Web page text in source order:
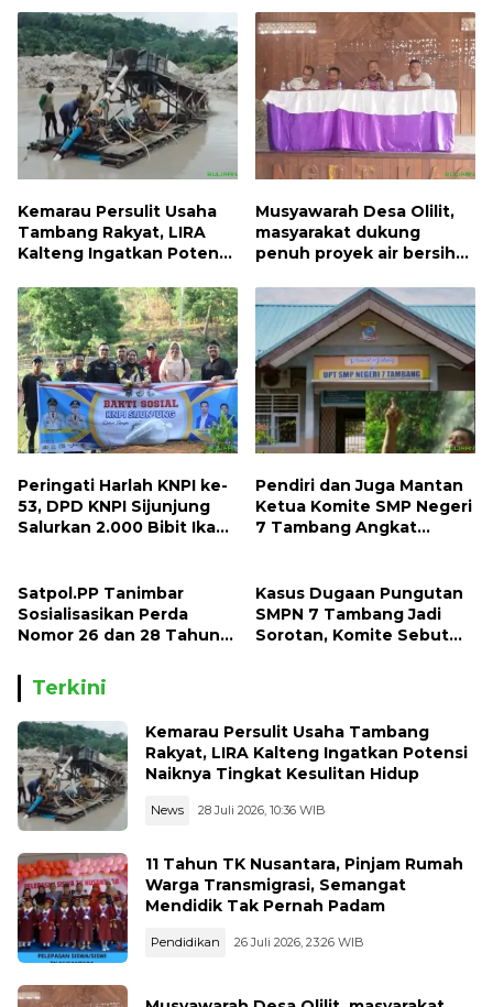
Kemarau Persulit Usaha
Tambang Rakyat, LIRA
Kalteng Ingatkan Potensi
Hidup
Musyawarah Desa Olilit,
masyarakat dukung
penuh proyek air bersih
Peringati Harlah KNPI ke-
53, DPD KNPI Sijunjung
Salurkan 2.000 Bibit Ikan
Pendiri dan Juga Mantan
Ketua Komite SMP Negeri
7 Tambang Angkat
Satpol.PP Tanimbar
Sosialisasikan Perda
Nomor 26 dan 28 Tahun
Kasus Dugaan Pungutan
SMPN 7 Tambang Jadi
Sorotan, Komite Sebut
Terkini
Kemarau Persulit Usaha Tambang
Rakyat, LIRA Kalteng Ingatkan Potensi
Naiknya Tingkat Kesulitan Hidup
News 28 Juli 2026, 10:36 WIB
11 Tahun TK Nusantara, Pinjam Rumah
Warga Transmigrasi, Semangat
Mendidik Tak Pernah Padam
Pendidikan 26 Juli 2026, 23:26 WIB